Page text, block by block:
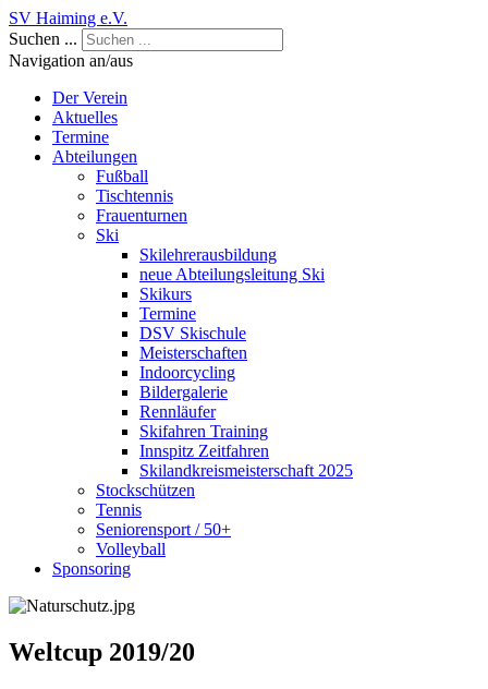
SV Haiming e.V.
Suchen ...
Navigation an/aus
Der Verein
Aktuelles
Termine
Abteilungen
Fußball
Tischtennis
Frauenturnen
Ski
Skilehrerausbildung
neue Abteilungsleitung Ski
Skikurs
Termine
DSV Skischule
Meisterschaften
Indoorcycling
Bildergalerie
Rennläufer
Skifahren Training
Innspitz Zeitfahren
Skilandkreismeisterschaft 2025
Stockschützen
Tennis
Seniorensport / 50+
Volleyball
Sponsoring
Weltcup 2019/20